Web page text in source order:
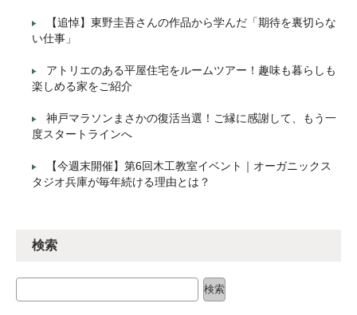
【追悼】東野圭吾さんの作品から学んだ「期待を裏切らな
い仕事」
アトリエのある平屋住宅をルームツアー！趣味も暮らしも
楽しめる家をご紹介
神戸マラソンまさかの復活当選！ご縁に感謝して、もう一
度スタートラインへ
【今週末開催】第6回木工教室イベント｜オーガニックス
タジオ兵庫が毎年続ける理由とは？
検索
検索
検索